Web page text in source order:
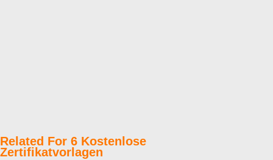
Related For 6 Kostenlose
Zertifikatvorlagen